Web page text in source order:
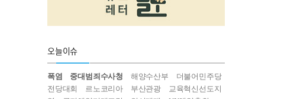
오늘이슈
폭염 중대범죄수사청 해양수산부
더불어민주당
전당대회
르노코리아 부산관광
교육혁신선도지